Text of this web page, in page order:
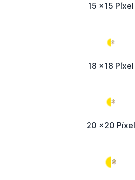
15 x15 Píxel
18 x18 Píxel
20 x20 Píxel